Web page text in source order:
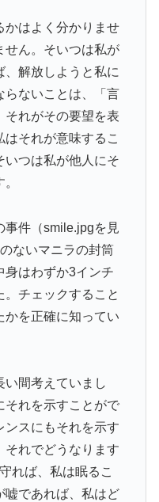
かはよく分かりませ
せん。そいつは私が
、解放しようと私に
らないことは、「言
それがその要望を表
それが意味するこ
いつは私が他人にそ
事件（smile.jpgを見
ないマニラの封筒
身はわずか3インチ
チェックすること
かを正確に知ってい
い間考えていまし
それを示すことがで
スにもそれを示す
それでどうなります
れば、私は眠るこ
嘘であれば、私はど